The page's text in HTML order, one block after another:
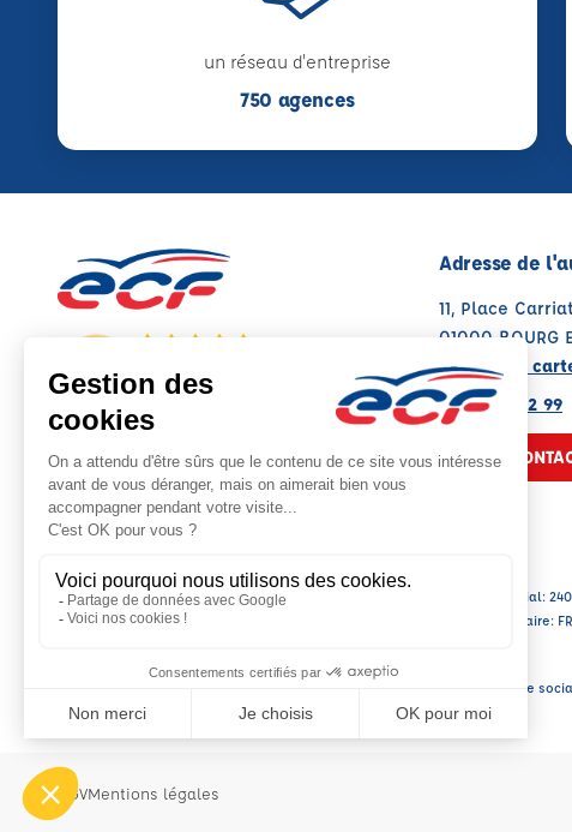
un réseau d'entreprise
750 agences
Note : 4.7/5
Moyenne calculée sur 158 avis
Adresse de
11, Place Carriat
01000 BOURG
Voir sur la
04 74 22 32 99
NOUS
Raison sociale : CATALA SARL - Capital social:
SIREN: 392875118 - Numéro de TVA intracommunautaire:
Siège
CGVMentions légales